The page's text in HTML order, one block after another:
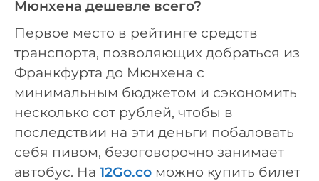
Мюнхена дешевле всего?
Первое место в рейтинге средств
транспорта, позволяющих добраться из
Франкфурта до Мюнхена с
минимальным бюджетом и сэкономить
несколько сот рублей, чтобы в
последствии на эти деньги побаловать
себя пивом, безоговорочно занимает
автобус. На 12Go.co можно купить билет